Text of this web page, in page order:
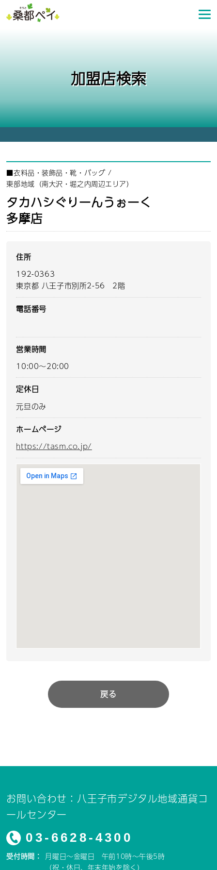
ン
プ
加盟店検索
■衣料品・装飾品・靴・バッグ /
東部地域（南大沢・堀之内周辺エリア）
タカハシぐりーんうぉーく
多摩店
住所
192-0363
東京都 八王子市別所2-56 2階
電話番号
営業時間
10:00～20:00
定休日
元旦のみ
ホームページ
https://tasm.co.jp/
戻る
お問い合わせ：八王子市デジタル地域通貨コ
ールセンター
03-6628-4300
受付時間： 月曜日～金曜日 午前10時～午後5時
（祝・休日、年末年始を除く）